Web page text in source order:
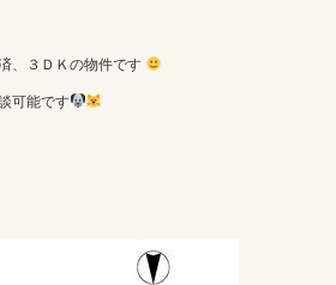
、３ＤＫの物件です
可能です